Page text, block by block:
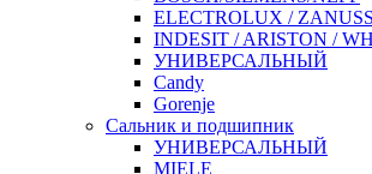
ELECTROLUX /
INDESIT / ARISTON /
УНИВЕРСАЛЬНЫЙ
Candy
Gorenje
Сальник и подшипник
УНИВЕРСАЛЬНЫЙ
MIELE